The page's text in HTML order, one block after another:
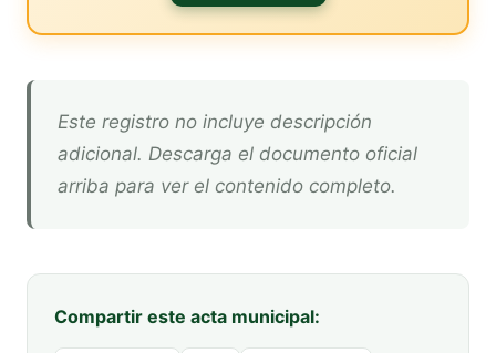
Este registro no incluye descripción
adicional. Descarga el documento oficial
arriba para ver el contenido completo.
Compartir este acta municipal: